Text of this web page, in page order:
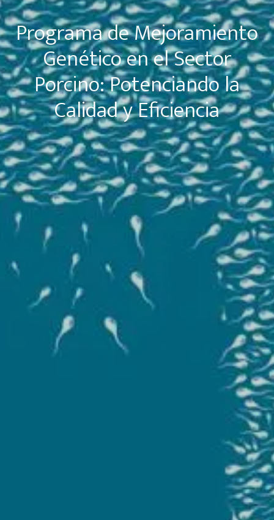
Programa de Mejoramiento
Genético en el Sector
Porcino: Potenciando la
Calidad y Eficiencia